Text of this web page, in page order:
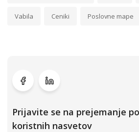
Vabila Ceniki Poslovne mape
Prijavite se na prejemanje
koristnih nasvetov